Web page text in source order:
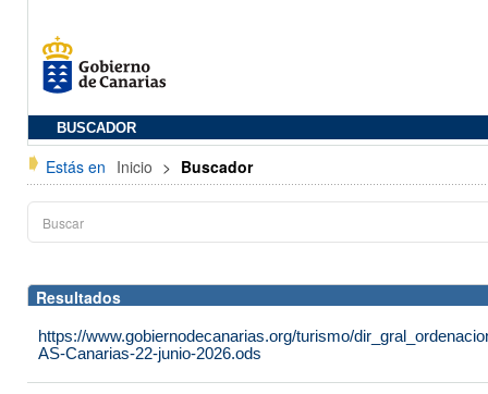
BUSCADOR
Estás en Inicio > Buscador
Resultados
https://www.gobiernodecanarias.org/turismo/
AS-Canarias-22-junio-2026.ods